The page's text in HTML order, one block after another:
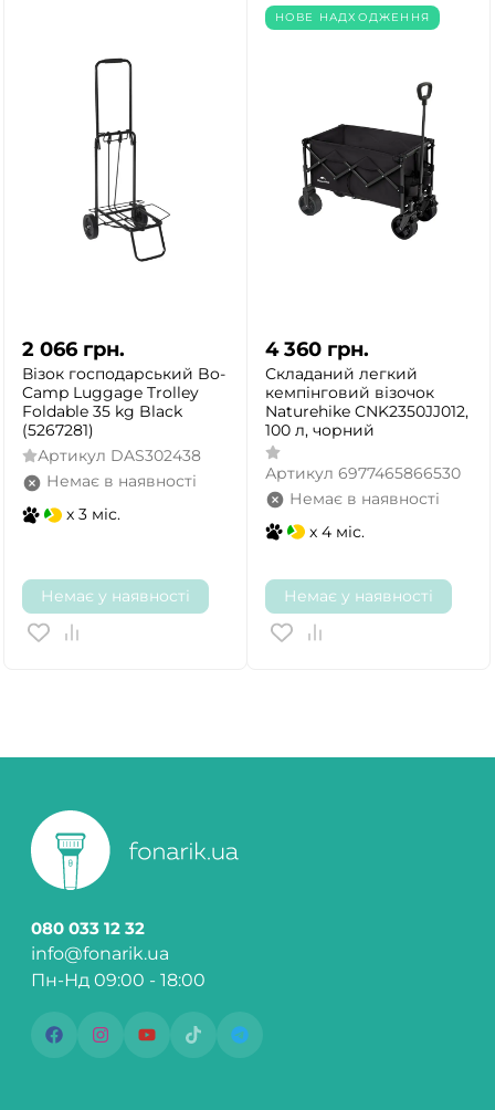
2 066 грн.
Візок господарський Bo-
Camp Luggage Trolley
Foldable 35 kg Black
(5267281)
Артикул DAS302438
Немає в наявності
x 3 міс.
Немає у наявності
НОВЕ НАДХОДЖЕННЯ
4 360 грн.
Складаний легкий
кемпінговий візочок
Naturehike CNK2350JJ012,
100 л, чорний
Артикул 6977465866530
Немає в наявності
x 4 міс.
Немає у наявності
080 033 12 32
info@fonarik.ua
Пн-Нд 09:00 - 18:00